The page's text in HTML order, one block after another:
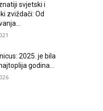
svjetski i
zviždači: Od
2025. je bila
godina...